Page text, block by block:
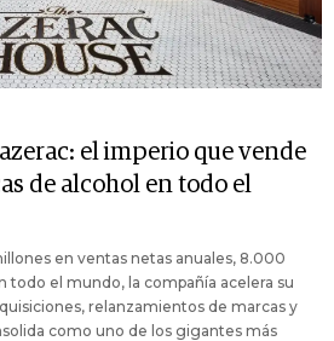
el imperio que vende
de alcohol en todo el
en ventas netas anuales, 8.000
todo el mundo, la compañía acelera su
relanzamientos de marcas y
como uno de los gigantes más